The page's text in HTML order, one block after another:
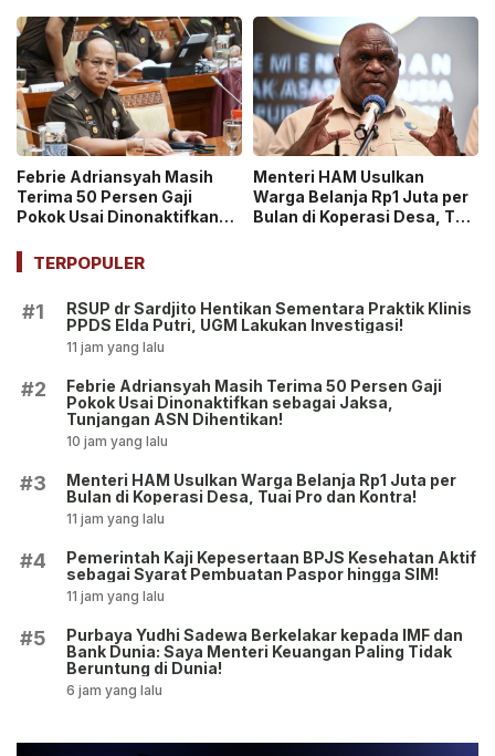
Sistem Open Dumping!
Beruntung di Dunia!
Febrie Adriansyah Masih
Terima 50 Persen Gaji
Pokok Usai Dinonaktifkan
ASN Dihentikan!
Menteri HAM Usulkan
Warga Belanja Rp1 Juta per
Bulan di Koperasi Desa, Tuai
TERPOPULER
#1
RSUP dr Sardjito Hentikan Sementara Praktik Klinis
PPDS Elda Putri, UGM Lakukan Investigasi!
11 jam yang lalu
#2
Febrie Adriansyah Masih Terima 50 Persen Gaji
Pokok Usai Dinonaktifkan sebagai Jaksa,
Tunjangan ASN Dihentikan!
10 jam yang lalu
#3
Menteri HAM Usulkan Warga Belanja Rp1 Juta per
Bulan di Koperasi Desa, Tuai Pro dan Kontra!
11 jam yang lalu
#4
Pemerintah Kaji Kepesertaan BPJS Kesehatan Aktif
sebagai Syarat Pembuatan Paspor hingga SIM!
11 jam yang lalu
#5
Purbaya Yudhi Sadewa Berkelakar kepada IMF dan
Bank Dunia: Saya Menteri Keuangan Paling Tidak
Beruntung di Dunia!
6 jam yang lalu